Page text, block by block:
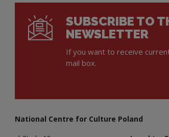
SUBSCRIBE TO
NEWSLETTER
If you want to receive
mail box.
National Centre for Culture Poland